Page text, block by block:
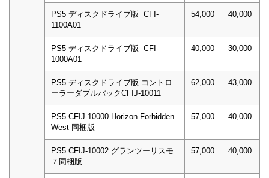
PS5 ディスクドライブ版 CFI-
1100A01
54,000 40,000
PS5 ディスクドライブ版 CFI-
1000A01
40,000 30,000
PS5 ディスクドライブ版 コントロ
ーラーダブルパックCFIJ-10011
62,000 43,000
PS5 CFIJ-10000 Horizon Forbidden
West 同梱版
57,000 40,000
PS5 CFIJ-10002 グランツーリスモ
７同梱版
57,000 40,000